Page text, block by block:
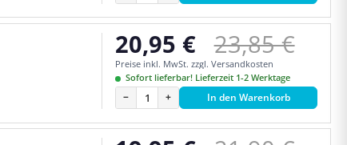
Verkaufspreis:
20,95 € Regulärer
23,85 €
Preise inkl. MwSt. zzgl. Versandkosten
Sofort lieferbar! Lieferzeit 1-2 Werktage
− + In den Warenkorb